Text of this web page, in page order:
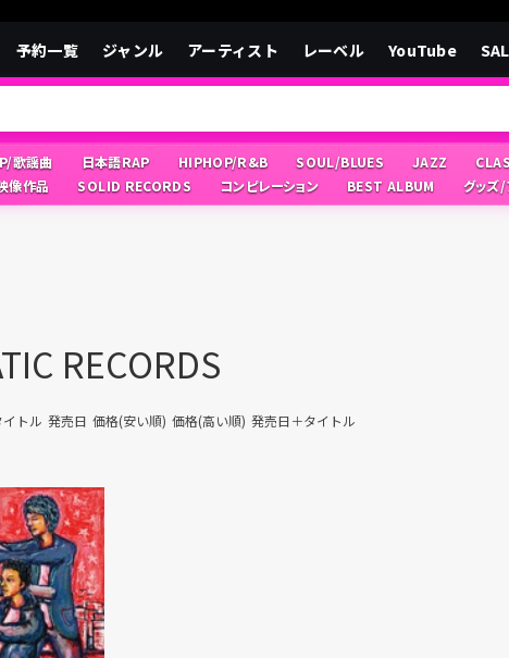
予約一覧 ジャンル アーティスト レーベル YouTube
歌謡曲 日本語RAP HIPHOP/R&B SOUL/BLUES JAZZ
像作品
SOLID RECORDS コンピレーション BEST ALBUM グッズ
RECORDS
イトル 発売日 価格(安い順) 価格(高い順) 発売日＋タイトル